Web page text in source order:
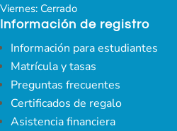
Viernes: Cerrado
Información de registro
Información para estudiantes
Matrícula y tasas
Preguntas frecuentes
Certificados de regalo
Asistencia financiera